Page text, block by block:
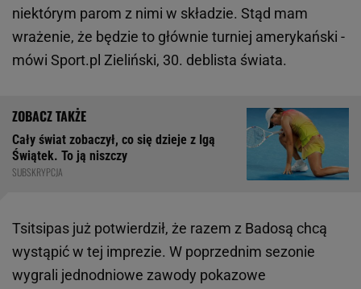
niektórym parom z nimi w składzie. Stąd mam
wrażenie, że będzie to głównie turniej amerykański -
mówi Sport.pl Zieliński, 30. deblista świata.
Cały świat zobaczył, co się dzieje z Igą
Świątek. To ją niszczy
SUBSKRYPCJA
Tsitsipas już potwierdził, że razem z Badosą chcą
wystąpić w tej imprezie. W poprzednim sezonie
wygrali jednodniowe zawody pokazowe